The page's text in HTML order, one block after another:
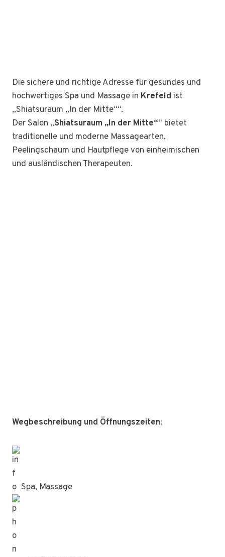
Die sichere und richtige Adresse für gesundes und
hochwertiges Spa und Massage in Krefeld ist
„Shiatsuraum „In der Mitte““.
Der Salon „Shiatsuraum „In der Mitte““ bietet
traditionelle und moderne Massagearten,
Peelingschaum und Hautpflege von einheimischen
und ausländischen Therapeuten.
Wegbeschreibung und Öffnungszeiten:
Spa, Massage